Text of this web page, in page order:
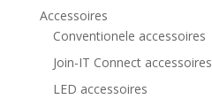
Accessoires
Conventionele accessoires
Join-IT Connect accessoires
LED accessoires